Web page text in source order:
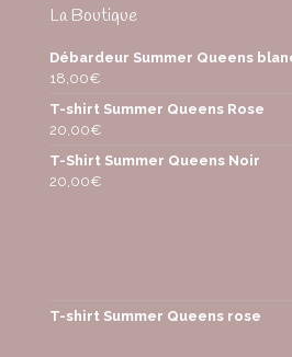
La Boutique
Débardeur Summer Queens
18,00€
T-shirt Summer Queens Rose
20,00€
T-Shirt Summer Queens Noir
20,00€
T-shirt Summer Queens rose